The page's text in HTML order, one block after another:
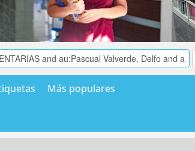
Más populares